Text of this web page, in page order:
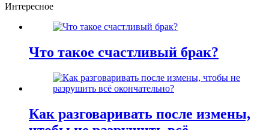
Интересное
Что такое счастливый брак?
Как разговаривать после измены,